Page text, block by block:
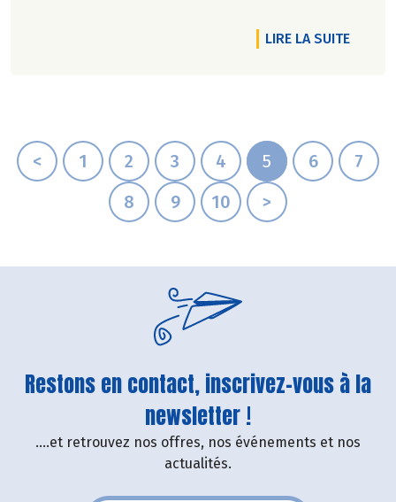
LIRE LA SUITEDE
< 1 2 3 4 5 6
7
8
9 10 >
Restons en contact, inscrivez-vous à la
newsletter !
....et retrouvez nos offres, nos événements et nos
actualités.